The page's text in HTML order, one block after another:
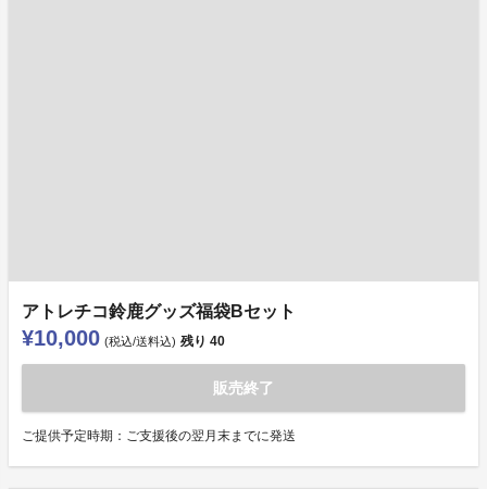
アトレチコ鈴鹿グッズ福袋Bセット
¥10,000 (税込/送料込) 残り 40
販売終了
ご提供予定時期：ご支援後の翌月末までに発送